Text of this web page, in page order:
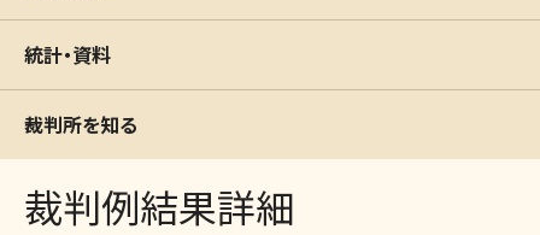
統計・資料
裁判所を知る
裁判例結果詳細